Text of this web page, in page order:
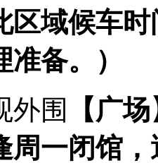
区域候车
备。）
外围
【广
周一闭馆